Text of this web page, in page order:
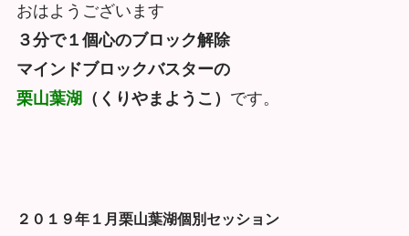
おはようございます
３分で１個心のブロック解除
マインドブロックバスターの
栗山葉湖 （くりやまようこ） です。
２０１９年１月栗山葉湖個別セッション